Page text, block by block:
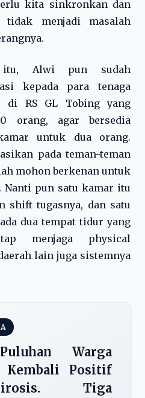
kita sinkronkan dan
tidak menjadi masalah
itu, Alwi pun sudah
kepada para tenaga
di RS GL Tobing yang
orang, agar bersedia
untuk dua orang.
pada teman-teman
mohon berkenan untuk
Nanti pun satu kamar itu
shift tugasnya, dan satu
dua tempat tidur yang
menjaga physical
lain juga sistemnya
Warga
Kembali Positif
Tiga